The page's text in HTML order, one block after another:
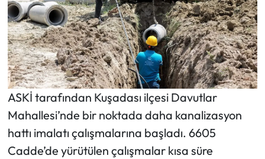
ASKİ tarafından Kuşadası ilçesi Davutlar
Mahallesi’nde bir noktada daha kanalizasyon
hattı imalatı çalışmalarına başladı. 6605
Cadde’de yürütülen çalışmalar kısa süre